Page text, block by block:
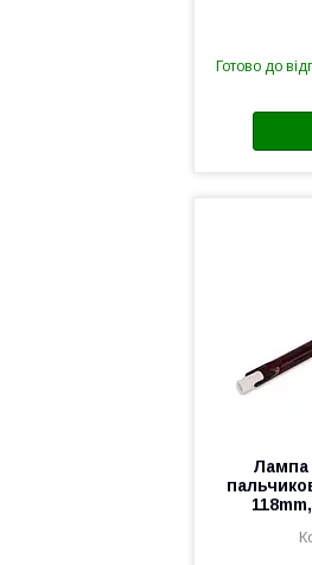
Готово до
Лампа